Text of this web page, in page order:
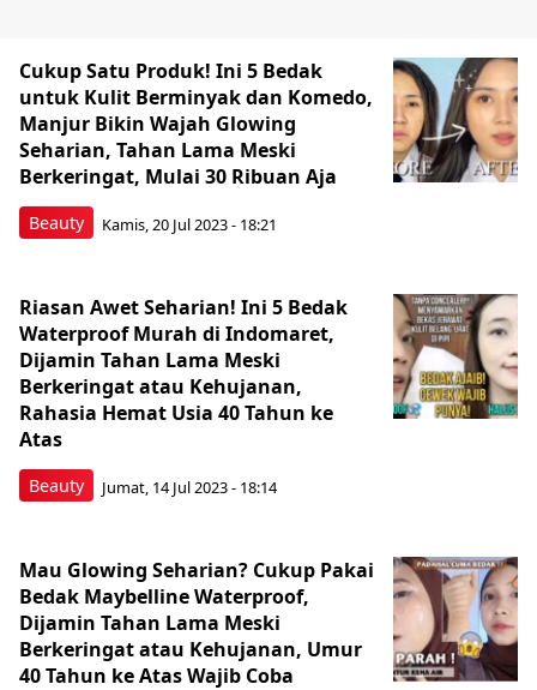
Beauty
Cukup Satu Produk! Ini 5 Bedak
untuk Kulit Berminyak dan Komedo,
Manjur Bikin Wajah Glowing
Seharian, Tahan Lama Meski
Berkeringat, Mulai 30 Ribuan Aja
Kamis, 20 Jul 2023 - 18:21
Beauty
Riasan Awet Seharian! Ini 5 Bedak
Waterproof Murah di Indomaret,
Dijamin Tahan Lama Meski
Berkeringat atau Kehujanan,
Rahasia Hemat Usia 40 Tahun ke
Atas
Jumat, 14 Jul 2023 - 18:14
Mau Glowing Seharian? Cukup Pakai
Bedak Maybelline Waterproof,
Dijamin Tahan Lama Meski
Berkeringat atau Kehujanan, Umur
40 Tahun ke Atas Wajib Coba